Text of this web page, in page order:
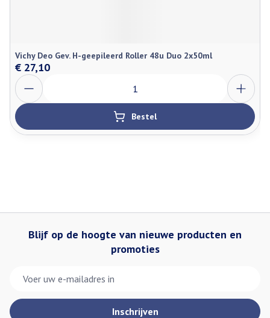
Vichy Deo Gev. H-geepileerd Roller 48u Duo 2x50ml
€ 27,10
Aantal
Bestel
Blijf op de hoogte van nieuwe producten en
promoties
Inschrijven